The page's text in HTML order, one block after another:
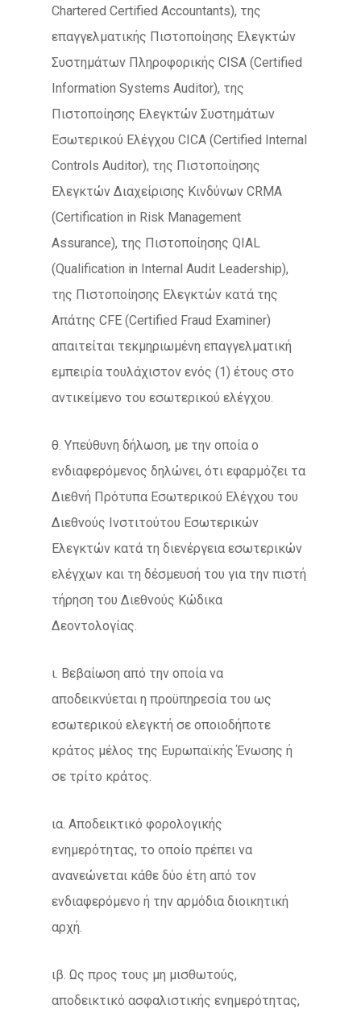
Chartered Certified Accountants), της
επαγγελματικής Πιστοποίησης Ελεγκτών
Συστημάτων Πληροφορικής CISA (Certified
Information Systems Auditor), της
Πιστοποίησης Ελεγκτών Συστημάτων
Εσωτερικού Ελέγχου CICA (Certified Internal
Controls Auditor), της Πιστοποίησης
Ελεγκτών Διαχείρισης Κινδύνων CRMA
(Certification in Risk Management
Assurance), της Πιστοποίησης QIAL
(Qualification in Internal Audit Leadership),
της Πιστοποίησης Ελεγκτών κατά της
Απάτης CFE (Certified Fraud Examiner)
απαιτείται τεκμηριωμένη επαγγελματική
εμπειρία τουλάχιστον ενός (1) έτους στο
αντικείμενο του εσωτερικού ελέγχου.
θ. Υπεύθυνη δήλωση, με την οποία ο
ενδιαφερόμενος δηλώνει, ότι εφαρμόζει τα
Διεθνή Πρότυπα Εσωτερικού Ελέγχου του
Διεθνούς Ινστιτούτου Εσωτερικών
Ελεγκτών κατά τη διενέργεια εσωτερικών
ελέγχων και τη δέσμευσή του για την πιστή
τήρηση του Διεθνούς Κώδικα
Δεοντολογίας.
ι. Βεβαίωση από την οποία να
αποδεικνύεται η προϋπηρεσία του ως
εσωτερικού ελεγκτή σε οποιοδήποτε
κράτος μέλος της Ευρωπαϊκής Ένωσης ή
σε τρίτο κράτος.
ια. Αποδεικτικό φορολογικής
ενημερότητας, το οποίο πρέπει να
ανανεώνεται κάθε δύο έτη από τον
ενδιαφερόμενο ή την αρμόδια διοικητική
αρχή.
ιβ. Ως προς τους μη μισθωτούς,
αποδεικτικό ασφαλιστικής ενημερότητας,